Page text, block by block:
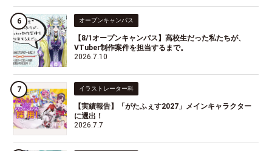
オープンキャンパス
【8/1オープンキャンパス】高校生だった私たちが、
VTuber制作案件を担当するまで。
2026.7.10
イラストレーター科
【実績報告】「がたふぇす2027」メインキャラクター
に選出！
2026.7.7